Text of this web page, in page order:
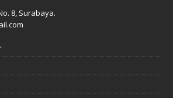
8, Surabaya.